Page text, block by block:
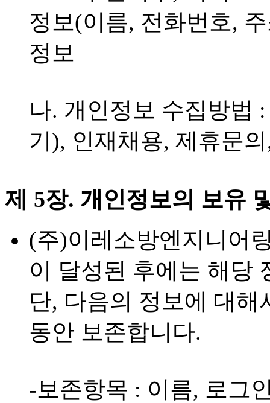
정보(이름, 전화번호,
정보
나. 개인정보 수집방법
기), 인재채용, 제휴문
제 5장. 개인정보의 보유
(주)이레소방엔지니어
이 달성된 후에는 해당
단, 다음의 정보에 대
동안 보존합니다.
-보존항목 : 이름, 로그